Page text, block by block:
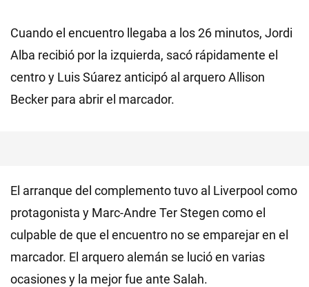
Cuando el encuentro llegaba a los 26 minutos, Jordi
Alba recibió por la izquierda, sacó rápidamente el
centro y Luis Súarez anticipó al arquero Allison
Becker para abrir el marcador.
El arranque del complemento tuvo al Liverpool como
protagonista y Marc-Andre Ter Stegen como el
culpable de que el encuentro no se emparejar en el
marcador. El arquero alemán se lució en varias
ocasiones y la mejor fue ante Salah.